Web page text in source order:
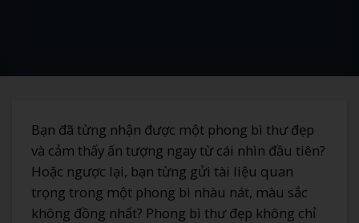
Bạn đã từng nhận được một phong bì thư đẹp
và cảm thấy ấn tượng ngay từ cái nhìn đầu tiên?
Hoặc ngược lại, bạn từng gửi tài liệu quan
trọng trong một phong bì nhàu nát, màu sắc
không đồng nhất? Phong bì thư đẹp không chỉ